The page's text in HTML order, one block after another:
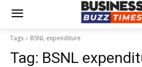
Tags BSNL expenditure
Tag: BSNL